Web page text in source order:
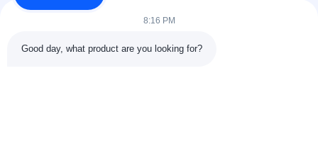
κατασκευή δομών
8:16 PM
Good day, what product are you looking for?